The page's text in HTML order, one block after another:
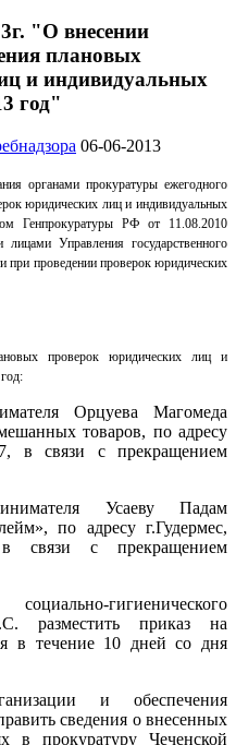
"О внесении
плановых
и индивидуальных
год"
06-06-2013
органами прокуратуры ежегодного
юридических лиц и индивидуальных
Генпрокуратуры РФ от 11.08.2010
Управления государственного
при проведении проверок юридических
проверок юридических лиц и
Орцуева Магомеда
товаров, по адресу
в связи с прекращением
Усаеву Падам
по адресу г.Гудермес,
связи с прекращением
гигиенического
разместить приказ на
в течение 10 дней со дня
и обеспечения
сведения о внесенных
в прокуратуру Чеченской